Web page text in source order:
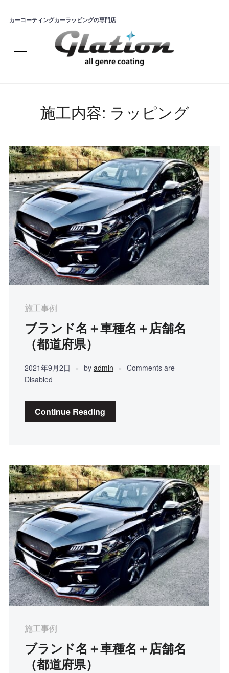
カーコーティングカーラッピングの専門店
施工内容: ラッピング
施工事例
ブランド名＋車種名＋店舗名
（都道府県）
2021年9月2日 by admin
Comments are
Disabled
Continue Reading
施工事例
ブランド名＋車種名＋店舗名
（都道府県）